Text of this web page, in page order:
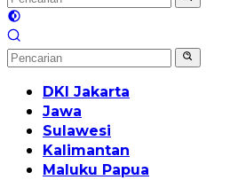
DKI Jakarta
Jawa
Sulawesi
Kalimantan
Maluku Papua